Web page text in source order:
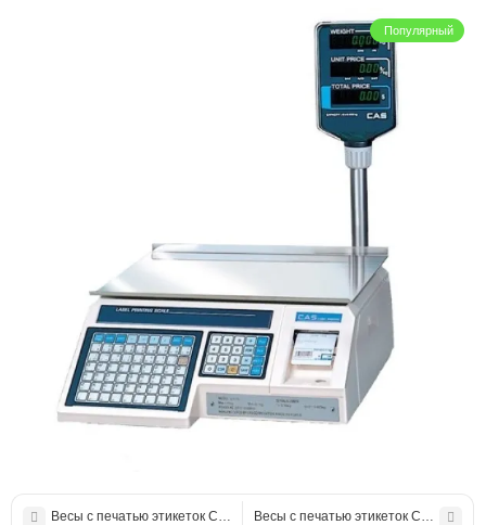
Популярный
Весы с печатью этикеток CAS LP-15B v1.6 (15 кг)
Весы с печатью этикеток CAS